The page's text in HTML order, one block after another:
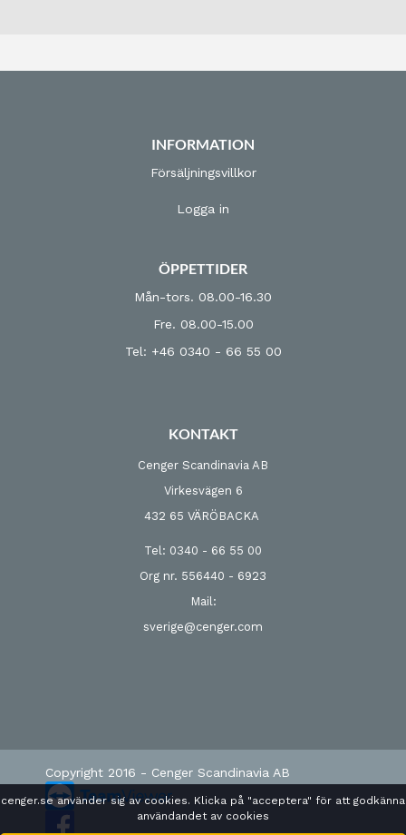
INFORMATION
Försäljningsvillkor
Logga in
ÖPPETTIDER
Mån-tors. 08.00-16.30
Fre. 08.00-15.00
Tel: +46 0340 - 66 55 00
KONTAKT
Cenger Scandinavia AB
Virkesvägen 6
432 65 VÄRÖBACKA
Tel: 0340 - 66 55 00
Org nr. 556440 - 6923
Mail:
sverige@cenger.com
Copyright 2016 - Cenger Scandinavia AB
cenger.se använder sig av cookies. Klicka på "acceptera" för att godkänna
användandet av cookies